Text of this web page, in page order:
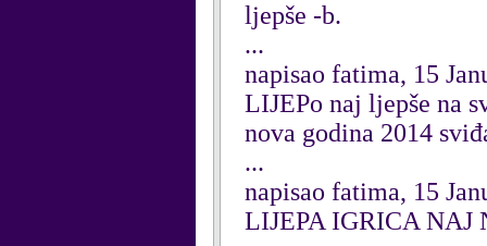
ljepše -b.
...
napisao fatima, 15
LIJEPo naj ljepše na
nova godina 2014
...
napisao fatima, 15
LIJEPA IGRICA NAJ